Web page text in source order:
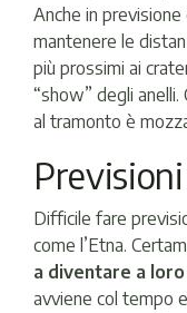
Anche in
mantenere le
più prossimi ai
“show” degli
al tramonto è
Difficile fare
come l’Etna.
a diventare a
avviene col tempo